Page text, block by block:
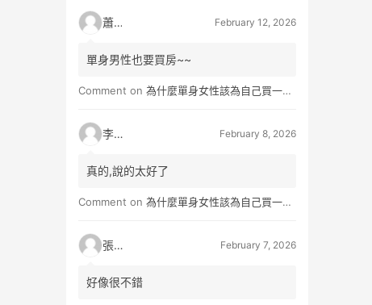
蕭雨 February 12, 2026
單身男性也要買房~~
Comment on 為什麼單身女性該為自己買一間房？不只為了棲身，更是為人生買一份「選擇權」
李小真 February 8, 2026
真的,說的太好了
Comment on 為什麼單身女性該為自己買一間房？不只為了棲身，更是為人生買一份「選擇權」
張小玉 February 7, 2026
好像很不錯